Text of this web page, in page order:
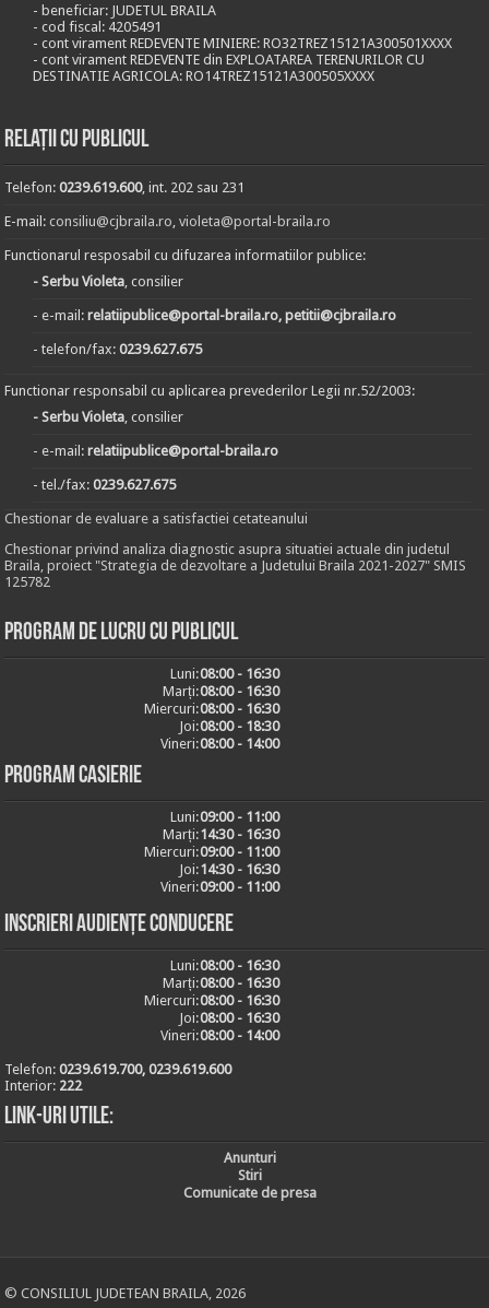
- beneficiar: JUDETUL BRAILA
- cod fiscal: 4205491
- cont virament REDEVENTE MINIERE: RO32TREZ15121A300501XXXX
- cont virament REDEVENTE din EXPLOATAREA TERENURILOR CU
DESTINATIE AGRICOLA: RO14TREZ15121A300505XXXX
Relații cu publicul
Telefon:0239.619.600, int. 202 sau 231
E-mail:consiliu@cjbraila.ro ,violeta@portal-braila.ro
Functionarul resposabil cu difuzarea informatiilor publice:
- Serbu Violeta , consilier
- e-mail:relatiipublice@portal-braila.ro, petitii@cjbraila.ro
- telefon/fax:0239.627.675
Functionar responsabil cu aplicarea prevederilor Legii nr.52/2003:
- Serbu Violeta , consilier
- e-mail:relatiipublice@portal-braila.ro
- tel./fax:0239.627.675
Chestionar de evaluare a satisfactiei cetateanului
Chestionar privind analiza diagnostic asupra situatiei actuale din judetul
Braila, proiect "Strategia de dezvoltare a Judetului Braila 2021-2027" SMIS
125782
Program de lucru cu publicul
Luni:08:00 - 16:30
Marți:08:00 - 16:30
Miercuri:08:00 - 16:30
Joi:08:00 - 18:30
Vineri:08:00 - 14:00
Program casierie
Luni:09:00 - 11:00
Marți:14:30 - 16:30
Miercuri:09:00 - 11:00
Joi:14:30 - 16:30
Vineri:09:00 - 11:00
Inscrieri audiențe conducere
Luni:08:00 - 16:30
Marți:08:00 - 16:30
Miercuri:08:00 - 16:30
Joi:08:00 - 16:30
Vineri:08:00 - 14:00
Telefon:0239.619.700, 0239.619.600
Interior: 222
Link-uri utile:
Anunturi
Stiri
Comunicate de presa
© CONSILIUL JUDETEAN BRAILA, 2026